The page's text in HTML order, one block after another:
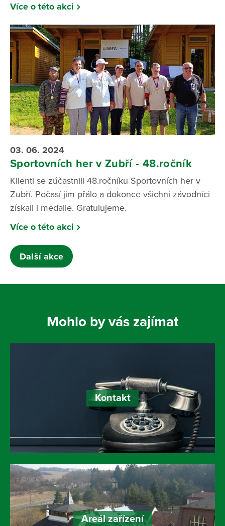
Více o této akci
03. 06. 2024
Sportovních her v Zubří - 48.ročník
Klienti se zúčastnili 48.ročníku Sportovních her v
Zubří. Počasí jim přálo a dokonce všichni závodníci
získali i medaile. Gratulujeme.
Více o této akci
Další akce
Mohlo by vás zajímat
Kontakt
Areál zařízení